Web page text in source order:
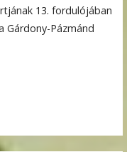
13. fordulójában
Gárdony-Pázmánd